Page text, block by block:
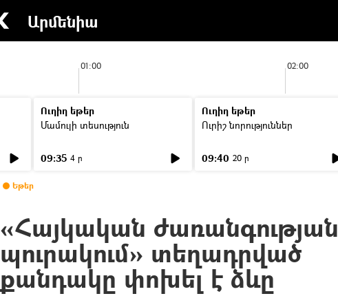
Արմենիա
01:00 02:00
Ուղիղ եթեր
Մամուլի տեսություն
09:35 4 ր
Ուղիղ եթեր
Ուրիշ նորություններ
09:40 20 ր
Եթեր
«Հայկական ժառանգության
պուրակում» տեղադրված
քանդակը փոխել է ձևը